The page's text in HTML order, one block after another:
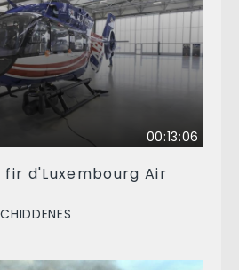
00:13:06
d'Luxembourg Air